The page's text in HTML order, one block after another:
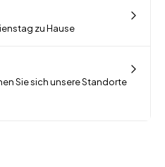
zu Hause
Sie sich unsere Standorte